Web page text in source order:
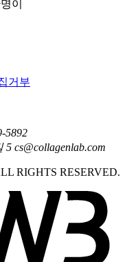
이
거부
5892
cs@collagenlab.com
RIGHTS RESERVED.